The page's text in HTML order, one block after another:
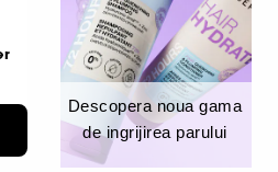
Descopera noua gama
de ingrijirea parului